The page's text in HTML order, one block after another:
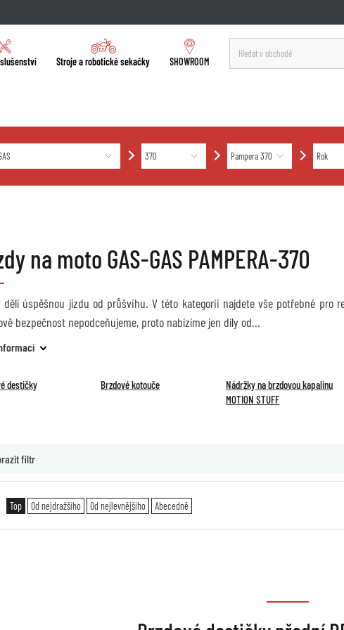
Stroje a robotické sekačky SHOWROOM
na moto GAS-GAS PAMPERA-370
dělí úspěšnou jízdu od průšvihu. V této kategorii najdete vše potřebné pro
bezpečnost nepodceňujeme, proto nabízíme jen díly od
destičky Brzdové kotouče
Nádržky na brzdovou kapalinu
MOTION STUFF
filtr
Top Od nejdražšího Od nejlevnějšího Abecedně